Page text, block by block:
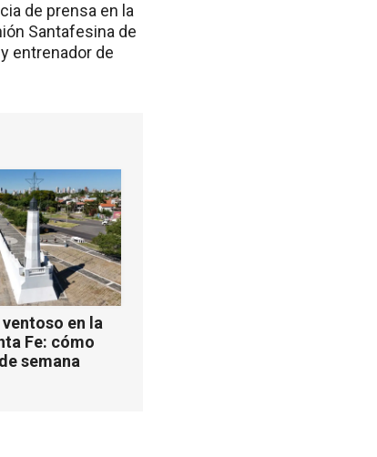
de prensa en la
Santafesina de
entrenador de
en la
Fe: cómo
semana